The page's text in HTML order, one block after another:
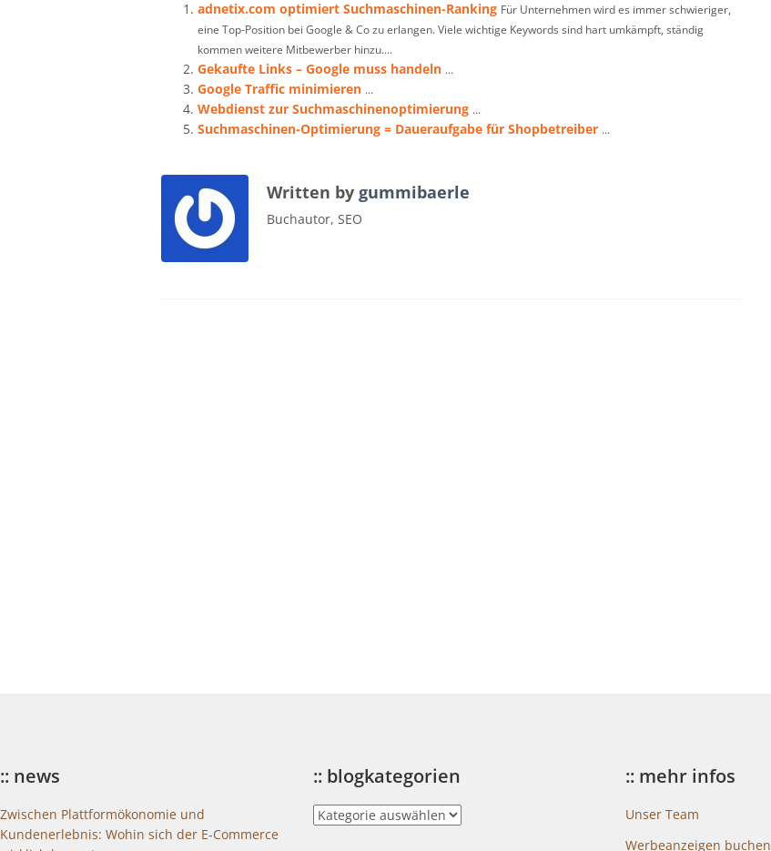
adnetix.com optimiert Suchmaschinen-Ranking Für Unternehmen wird es immer schwieriger,
eine Top-Position bei Google & Co zu erlangen. Viele wichtige Keywords sind hart umkämpft, ständig
kommen weitere Mitbewerber hinzu....
Gekaufte Links – Google muss handeln ...
Google Traffic minimieren ...
Webdienst zur Suchmaschinenoptimierung ...
Suchmaschinen-Optimierung = Daueraufgabe für Shopbetreiber ...
Written by gummibaerle
Buchautor, SEO
:: news
Zwischen Plattformökonomie und
Kundenerlebnis: Wohin sich der E-Commerce
:: blogkategorien
::
blogkategorien
:: mehr infos
Unser Team
Werbeanzeigen buchen